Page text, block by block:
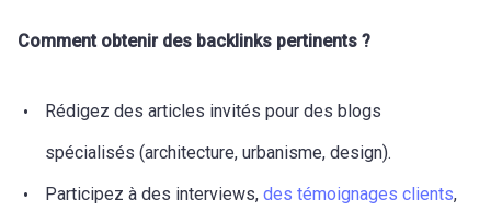
Comment obtenir des backlinks pertinents ?
Rédigez des articles invités pour des blogs
spécialisés (architecture, urbanisme, design).
Participez à des interviews, des témoignages clients,